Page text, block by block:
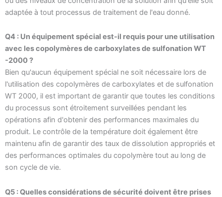
adaptée à tout processus de traitement de l'eau donné.
Q4 : Un équipement spécial est-il requis pour une utilisation
avec les copolymères de carboxylates de sulfonation WT
-2000 ?
Bien qu'aucun équipement spécial ne soit nécessaire lors de
l'utilisation des copolymères de carboxylates et de sulfonation
WT 2000, il est important de garantir que toutes les conditions
du processus sont étroitement surveillées pendant les
opérations afin d'obtenir des performances maximales du
produit. Le contrôle de la température doit également être
maintenu afin de garantir des taux de dissolution appropriés et
des performances optimales du copolymère tout au long de
son cycle de vie.
Q5 : Quelles considérations de sécurité doivent être prises